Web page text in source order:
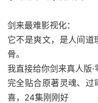
剑来最难影视化：
它不是爽文，是人间
骨。
我直接给你剑来真人版
完全贴合原著灵魂、过
喜，24集刚刚好